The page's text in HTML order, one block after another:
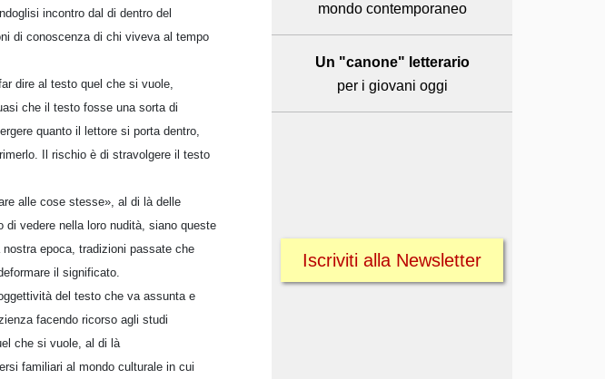
incontro dal di dentro del
di conoscenza di chi viveva al tempo
dire al testo quel che si vuole,
che il testo fosse una sorta di
quanto il lettore si porta dentro,
Il rischio è di stravolgere il testo
alle cose stesse», al di là delle
vedere nella loro nudità, siano queste
epoca, tradizioni passate che
il significato.
del testo che va assunta e
facendo ricorso agli studi
che si vuole, al di là
familiari al mondo culturale in cui
mondo contemporaneo
Un "canone" letterario
per i giovani oggi
Iscriviti alla Newsletter